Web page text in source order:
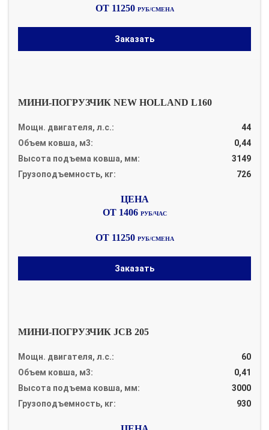
ОТ 11250 РУБ/СМЕНА
Заказать
МИНИ-ПОГРУЗЧИК NEW HOLLAND L160
Мощн. двигателя, л.с.:
44
Объем ковша, м3:
0,44
Высота подъема ковша, мм:
3149
Грузоподъемность, кг:
726
ОТ 1406 РУБ/ЧАС
ОТ 11250 РУБ/СМЕНА
Заказать
МИНИ-ПОГРУЗЧИК JCB 205
Мощн. двигателя, л.с.:
60
Объем ковша, м3:
0,41
Высота подъема ковша, мм:
3000
Грузоподъемность, кг:
930